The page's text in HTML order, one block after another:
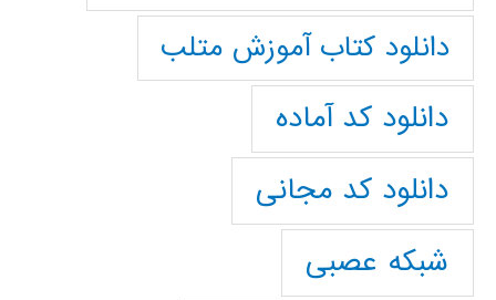
دانلود کتاب آموزش متلب
دانلود کد آماده
دانلود کد مجانی
شبکه عصبی